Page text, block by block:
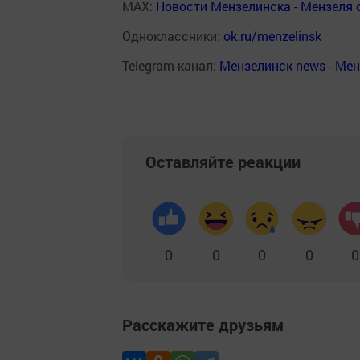
MAX: Новости Мензелинска - Мензеля
Одноклассники: ok.ru/menzelinsk
Telegram-канал: Мензелинск news -
Оставляйте реакции
0 0 0 0 0
Расскажите друзьям